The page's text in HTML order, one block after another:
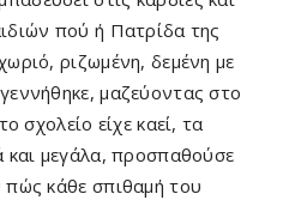
πού ή Πατρίδα της
ριζωμένη, δεμένη με
μαζεύοντας στο
σχολείο είχε καεί, τα
και μεγάλα, προσπαθούσε
κάθε σπιθαμή του